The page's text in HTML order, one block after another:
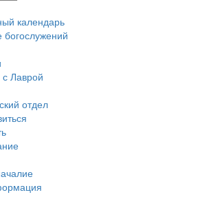
календарь
богослужений
с Лаврой
отдел